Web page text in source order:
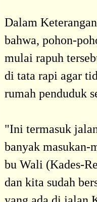
Dalam
bahwa, pohon-
mulai rapuh
di tata rapi agar
rumah penduduk
"Ini termasuk
banyak masukan-
bu Wali (Kades-
dan kita sudah